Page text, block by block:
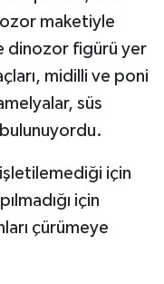
maketiyle
dinozor figürü yer
midilli ve poni
süs
için
için
çürümeye